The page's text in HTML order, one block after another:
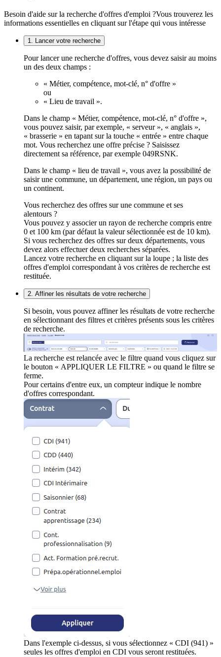
Besoin d'aide sur la recherche d'offres d'emploi ?Vous trouverez les
informations essentielles en cliquant sur l'étape qui vous intéresse
1. Lancer votre recherche
Pour lancer une recherche d'offres, vous devez saisir au moins
un des deux champs :
« Métier, compétence, mot-clé, n° d'offre »
ou
« Lieu de travail ».
Dans le champ « Métier, compétence, mot-clé, n° d'offre »,
vous pouvez saisir, par exemple, « serveur », « anglais »,
« brasserie » en tapant sur la touche « entrée » entre chaque
mot. Vous recherchez une offre précise ? Saisissez
directement sa référence, par exemple 049RSNK.
Dans le champ « lieu de travail », vous avez la possibilité de
saisir une commune, un département, une région, un pays ou
un continent.
Vous recherchez des offres sur une commune et ses
alentours ?
Vous pouvez y associer un rayon de recherche compris entre
0 et 100 km (par défaut la valeur sélectionnée est de 10 km).
Si vous recherchez des offres sur deux départements, vous
devez alors effectuer deux recherches séparées.
Lancez votre recherche en cliquant sur la loupe ; la liste des
offres d'emploi correspondant à vos critères de recherche est
restituée.
2. Affiner les résultats de votre recherche
Si besoin, vous pouvez affiner les résultats de votre recherche
en sélectionnant des filtres et critères présents sous les critères
de recherche.
La recherche est relancée avec le filtre quand vous cliquez sur
le bouton « APPLIQUER LE FILTRE » ou quand le filtre se
ferme.
Pour certains d'entre eux, un compteur indique le nombre
d'offres correspondant.
Dans l'exemple ci-dessus, si vous sélectionnez « CDI (941) »
seules les offres d'emploi en CDI vous seront restituées.